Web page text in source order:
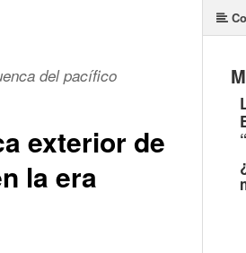
del pacífico
exterior de
la era